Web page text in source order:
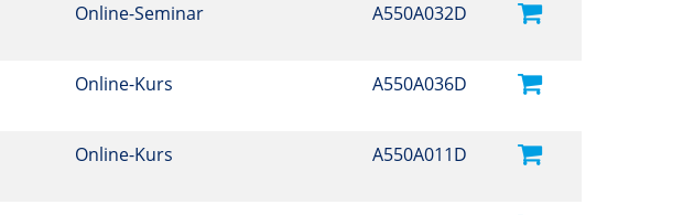
Online-Seminar A550A032D
Online-Kurs A550A036D
Online-Kurs A550A011D